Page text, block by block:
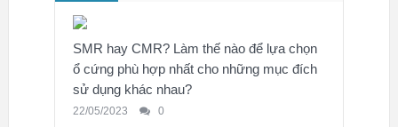
SMR hay CMR? Làm thế nào để lựa chọn
ổ cứng phù hợp nhất cho những mục đích
sử dụng khác nhau?
22/05/2023 0